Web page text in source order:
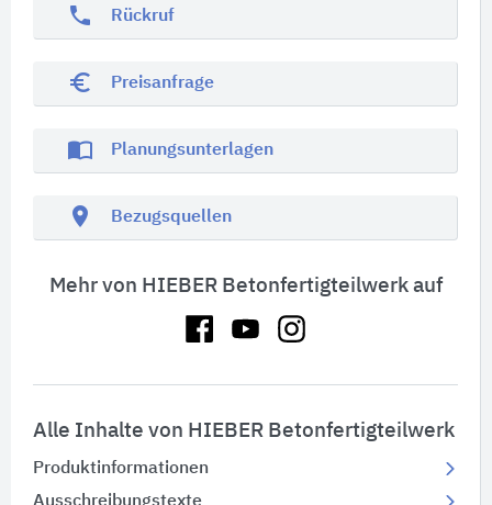
phone Rückruf
euro_symbol Preisanfrage
import_contacts Planungsunterlagen
location_on Bezugsquellen
Mehr von HIEBER Betonfertigteilwerk auf
Alle Inhalte von HIEBER Betonfertigteilwerk
Produktinformationen
Ausschreibungstexte